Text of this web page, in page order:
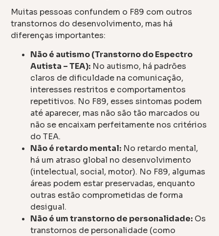
Muitas pessoas confundem o F89 com outros
transtornos do desenvolvimento, mas há
diferenças importantes:
Não é autismo (Transtorno do Espectro
Autista – TEA): No autismo, há padrões
claros de dificuldade na comunicação,
interesses restritos e comportamentos
repetitivos. No F89, esses sintomas podem
até aparecer, mas não são tão marcados ou
não se encaixam perfeitamente nos critérios
do TEA.
Não é retardo mental: No retardo mental,
há um atraso global no desenvolvimento
(intelectual, social, motor). No F89, algumas
áreas podem estar preservadas, enquanto
outras estão comprometidas de forma
desigual.
Não é um transtorno de personalidade: Os
transtornos de personalidade (como